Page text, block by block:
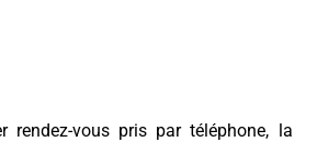
rendez-vous pris par téléphone, la